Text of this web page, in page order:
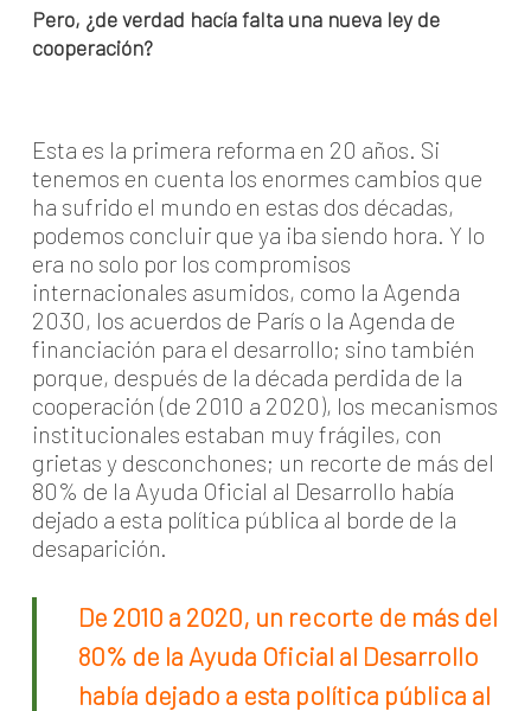
Pero, ¿de verdad hacía falta una nueva ley de
cooperación?
Esta es la primera reforma en 20 años. Si
tenemos en cuenta los enormes cambios que
ha sufrido el mundo en estas dos décadas,
podemos concluir que ya iba siendo hora. Y lo
era no solo por los compromisos
internacionales asumidos, como la Agenda
2030, los acuerdos de París o la Agenda de
financiación para el desarrollo; sino también
porque, después de la década perdida de la
cooperación (de 2010 a 2020), los mecanismos
institucionales estaban muy frágiles, con
grietas y desconchones; un recorte de más del
80% de la Ayuda Oficial al Desarrollo había
dejado a esta política pública al borde de la
desaparición.
De 2010 a 2020, un recorte de más del
80% de la Ayuda Oficial al Desarrollo
había dejado a esta política pública al